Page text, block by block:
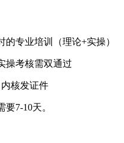
专业培训（理论+实操）
操考核需双通过
核发证件
7-10天。